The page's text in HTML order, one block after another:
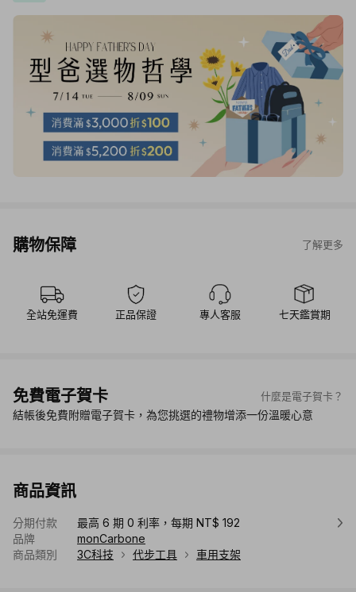
購物保障 了解更多
全站免運費 正品保證 專人客服 七天鑑賞期
免費電子賀卡 什麼是電子賀卡？
結帳後免費附贈電子賀卡，為您挑選的禮物增添一份溫暖心意
商品資訊
分期付款
最高 6 期 0 利率，每期 NT$ 192
品牌
monCarbone
商品類別
3C科技 代步工具 車用支架